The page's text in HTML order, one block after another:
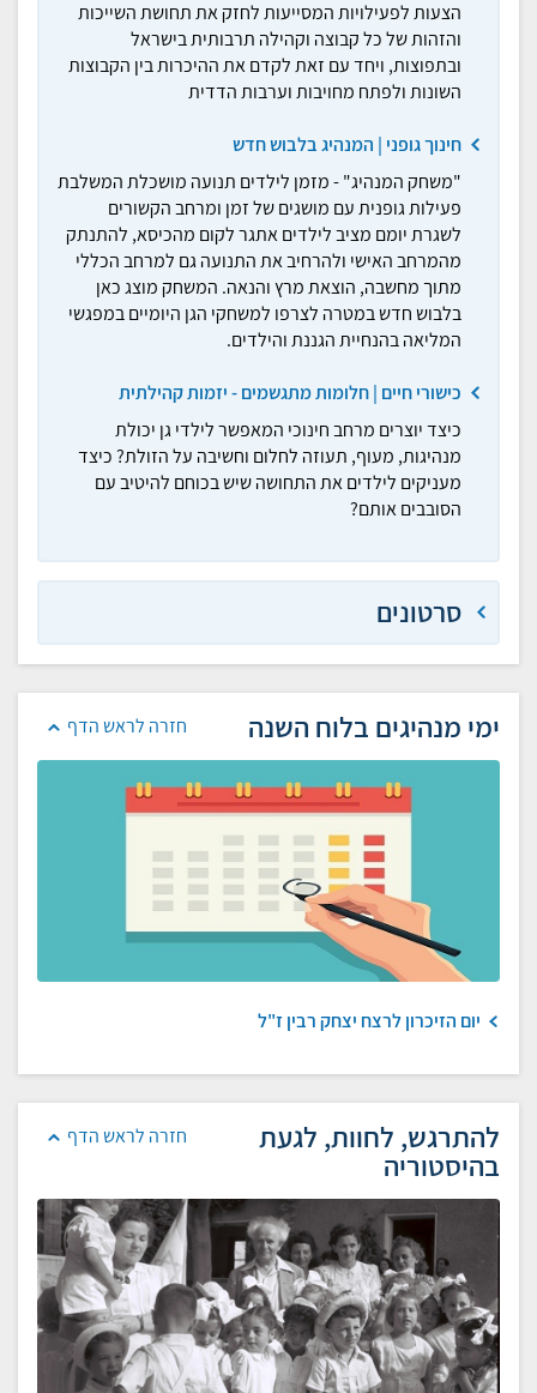
הצעות לפעילויות המסייעות לחזק את תחושת השייכות
והזהות של כל קבוצה וקהילה תרבותית בישראל
ובתפוצות, ויחד עם זאת לקדם את ההיכרות בין הקבוצות
השונות ולפתח מחויבות וערבות הדדית
חינוך גופני | המנהיג בלבוש חדש
"משחק המנהיג" - מזמן לילדים תנועה מושכלת המשלבת
פעילות גופנית עם מושגים של זמן ומרחב הקשורים
לשגרת יומם מציב לילדים אתגר לקום מהכיסא, להתנתק
מהמרחב האישי ולהרחיב את התנועה גם למרחב הכללי
מתוך מחשבה, הוצאת מרץ והנאה. המשחק מוצג כאן
בלבוש חדש במטרה לצרפו למשחקי הגן היומיים במפגשי
המליאה בהנחיית הגננת והילדים.
כישורי חיים | חלומות מתגשמים - יזמות קהילתית
כיצד יוצרים מרחב חינוכי המאפשר לילדי גן יכולת
מנהיגות, מעוף, תעוזה לחלום וחשיבה על הזולת? כיצד
מעניקים לילדים את התחושה שיש בכוחם להיטיב עם
הסובבים אותם?
סרטונים
חזרה לראש הדף ימי מנהיגים בלוח השנה
יום הזיכרון לרצח יצחק רבין ז"ל
חזרה לראש הדף להתרגש, לחוות, לגעת
בהיסטוריה